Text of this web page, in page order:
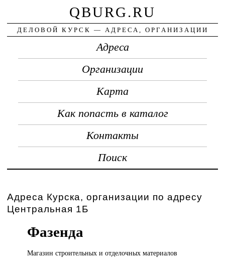
QBURG.RU
ДЕЛОВОЙ КУРСК — АДРЕСА, ОРГАНИЗАЦИИ
Адреса
Организации
Карта
Как попасть в каталог
Контакты
Поиск
Адреса Курска, организации по адресу
Центральная 1Б
Фазенда
Магазин строительныхи отделочных материалов